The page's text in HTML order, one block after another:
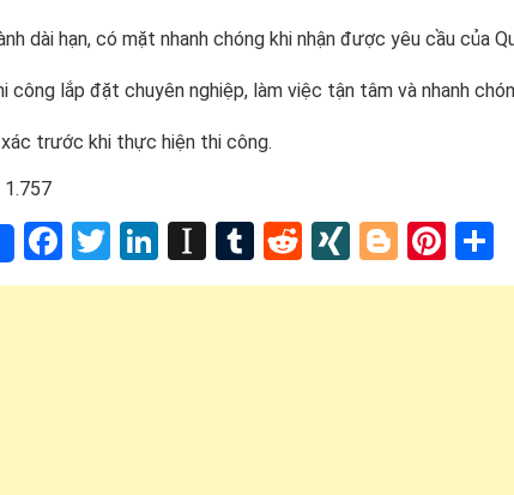
dài hạn, có mặt nhanh chóng khi nhận được yêu cầu của
công lắp đặt chuyên nghiệp, làm việc tận tâm và nhanh
xác trước khi thực hiện thi công.
1.757
Facebook
Twitter
LinkedIn
Instapaper
Tumblr
RedditXINGBlogger